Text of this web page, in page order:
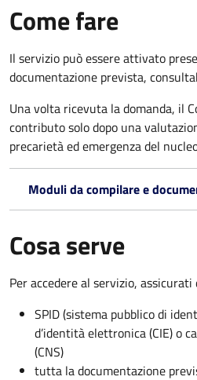
Come fare
Il servizio può essere attivato
documentazione prevista,
Una volta ricevuta la domanda, il
contributo solo dopo una
precarietà ed emergenza del
Moduli da compilare e
Cosa serve
Per accedere al servizio, assicurati
SPID (sistema pubblico di
d’identità elettronica (CIE) o
(CNS)
tutta la documentazione